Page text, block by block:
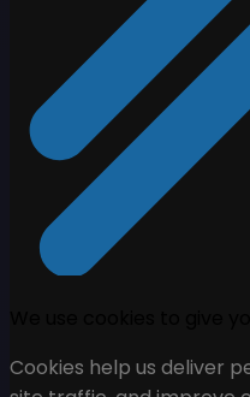
Cookies help us deliver